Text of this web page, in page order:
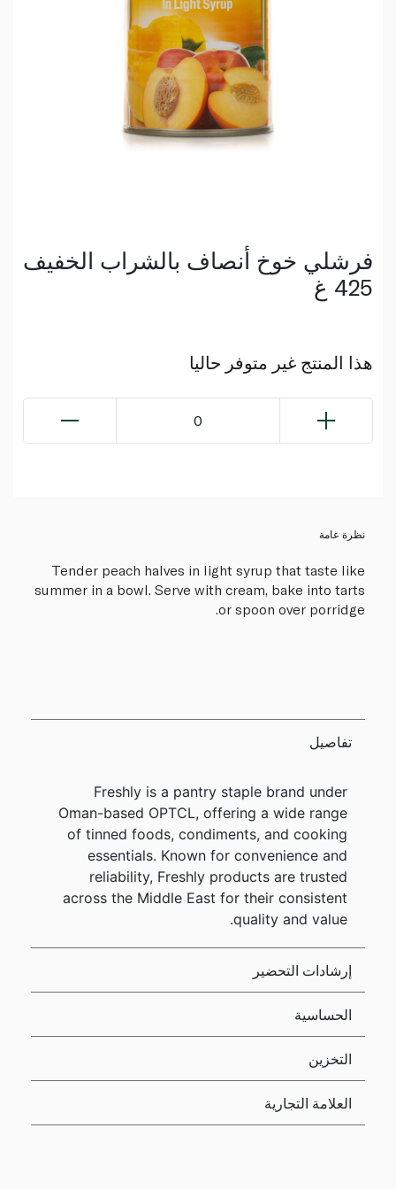
فرشلي خوخ أنصاف بالشراب الخفيف
425 غ
هذا المنتج غير متوفر حاليا
0
نظرة عامة
Tender peach halves in light syrup that taste like
summer in a bowl. Serve with cream, bake into tarts
or spoon over porridge.
تفاصيل
Freshly is a pantry staple brand under
Oman-based OPTCL, offering a wide range
of tinned foods, condiments, and cooking
essentials. Known for convenience and
reliability, Freshly products are trusted
across the Middle East for their consistent
quality and value.
إرشادات التحضير
الحساسية
التخزين
العلامة التجارية